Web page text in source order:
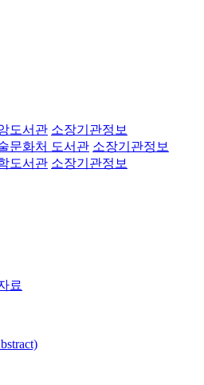
도서관 소장기관정보
문화처 도서관 소장기관정보
도서관 소장기관정보
료